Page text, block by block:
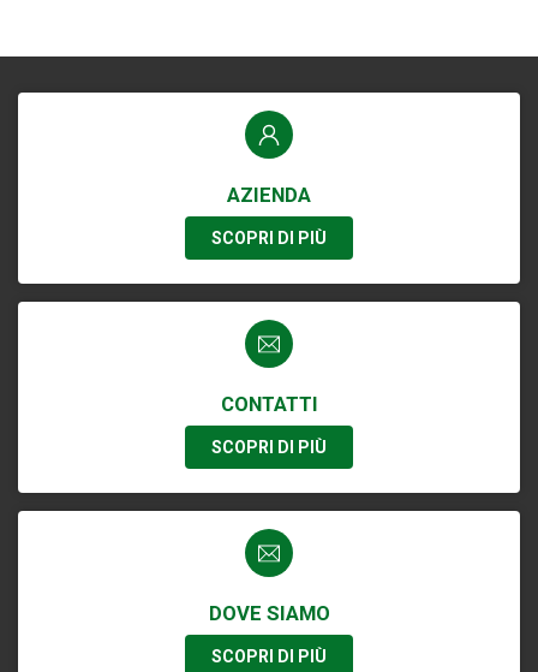
AZIENDA
SCOPRI DI PIÙ
CONTATTI
SCOPRI DI PIÙ
DOVE SIAMO
SCOPRI DI PIÙ